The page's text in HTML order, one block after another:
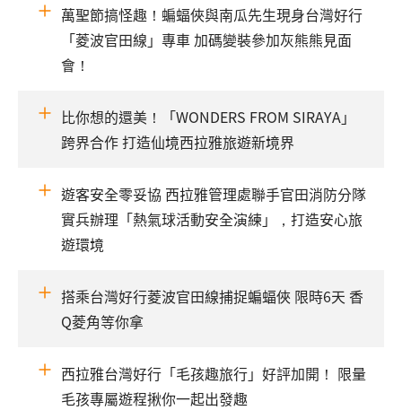
萬聖節搞怪趣！蝙蝠俠與南瓜先生現身台灣好行
「菱波官田線」專車 加碼變裝參加灰熊熊見面
會！
比你想的還美！「WONDERS FROM SIRAYA」
跨界合作 打造仙境西拉雅旅遊新境界
遊客安全零妥協 西拉雅管理處聯手官田消防分隊
實兵辦理「熱氣球活動安全演練」，打造安心旅
遊環境
搭乘台灣好行菱波官田線捕捉蝙蝠俠 限時6天 香
Q菱角等你拿
西拉雅台灣好行「毛孩趣旅行」好評加開！ 限量
毛孩專屬遊程揪你一起出發趣